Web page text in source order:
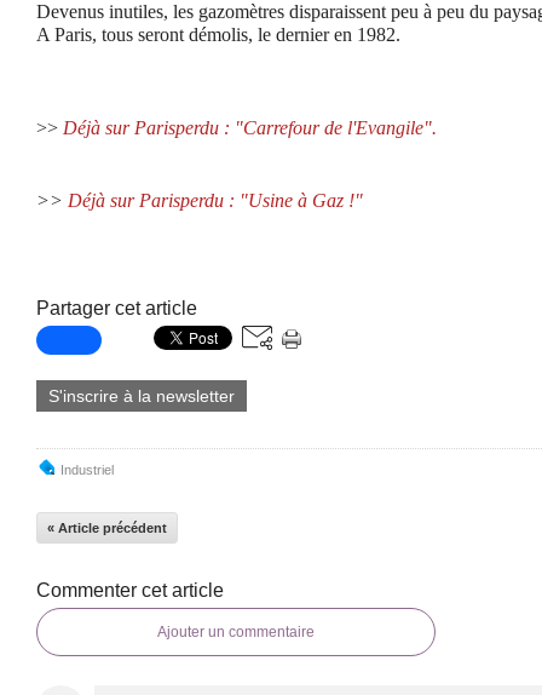
Devenus inutiles, les gazomètres disparaissent peu à peu du
A Paris, tous seront démolis, le dernier en 1982.
>> Déjà sur Parisperdu : "Carrefour de l'Evangile".
>> Déjà sur Parisperdu : "Usine à Gaz !"
Partager cet article
S'inscrire à la newsletter
Industriel
« Article précédent
Commenter cet article
Ajouter un commentaire